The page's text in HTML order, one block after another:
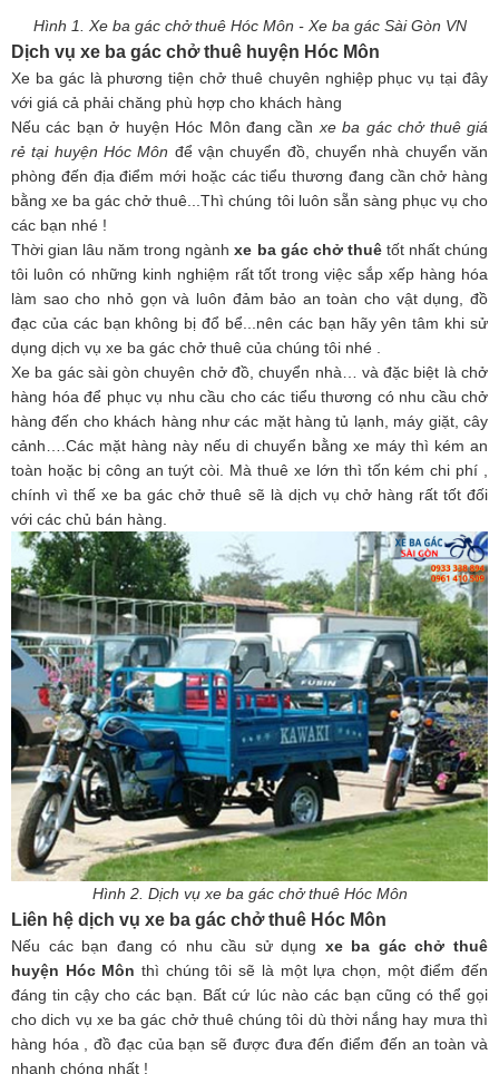
Hình 1. Xe ba gác chở thuê Hóc Môn - Xe ba gác Sài Gòn VN
Dịch vụ xe ba gác chở thuê huyện Hóc Môn
Xe ba gác là phương tiện chở thuê chuyên nghiệp phục vụ tại đây
với giá cả phải chăng phù hợp cho khách hàng
Nếu các bạn ở huyện Hóc Môn đang cần xe ba gác chở thuê giá
rẻ tại huyện Hóc Môn để vận chuyển đồ, chuyển nhà chuyển văn
phòng đến địa điểm mới hoặc các tiểu thương đang cần chở hàng
bằng xe ba gác chở thuê...Thì chúng tôi luôn sẵn sàng phục vụ cho
các bạn nhé !
Thời gian lâu năm trong ngànhxe ba gác chở thuêtốt nhất chúng
tôi luôn có những kinh nghiệm rất tốt trong việc sắp xếp hàng hóa
làm sao cho nhỏ gọn và luôn đảm bảo an toàn cho vật dụng, đồ
đạc của các bạn không bị đổ bể...nên các bạn hãy yên tâm khi sử
dụng dịch vụ xe ba gác chở thuê của chúng tôi nhé .
Xe ba gác sài gòn chuyên chở đồ, chuyển nhà… và đặc biệt là chở
hàng hóa để phục vụ nhu cầu cho các tiểu thương có nhu cầu chở
hàng đến cho khách hàng như các mặt hàng tủ lạnh, máy giặt, cây
cảnh….Các mặt hàng này nếu di chuyển bằng xe máy thì kém an
toàn hoặc bị công an tuýt còi. Mà thuê xe lớn thì tốn kém chi phí ,
chính vì thế xe ba gác chở thuê sẽ là dịch vụ chở hàng rất tốt đối
với các chủ bán hàng.
Hình 2. Dịch vụ xe ba gác chở thuê Hóc Môn
Liên hệ dịch vụ xe ba gác chở thuê Hóc Môn
Nếu các bạn đang có nhu cầu sử dụng xe ba gác chở thuê
huyện Hóc Môn thì chúng tôi sẽ là một lựa chọn, một điểm đến
đáng tin cậy cho các bạn. Bất cứ lúc nào các bạn cũng có thể gọi
cho dich vụ xe ba gác chở thuê chúng tôi dù thời nắng hay mưa thì
hàng hóa , đồ đạc của bạn sẽ được đưa đến điểm đến an toàn và
nhanh chóng nhất !